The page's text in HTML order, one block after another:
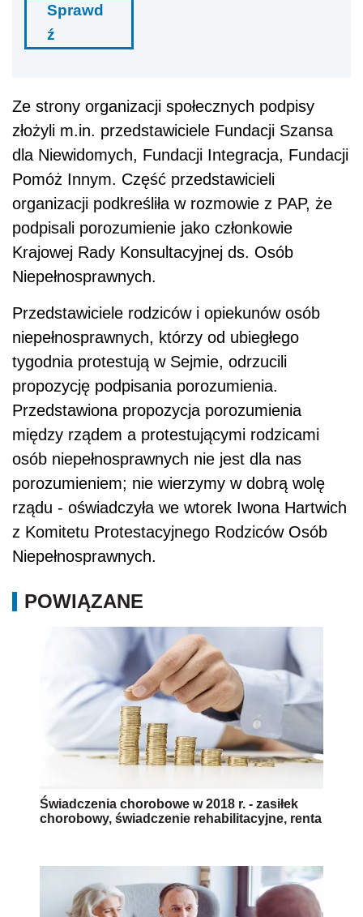
Sprawd
ź
Ze strony organizacji społecznych podpisy
złożyli m.in. przedstawiciele Fundacji Szansa
dla Niewidomych, Fundacji Integracja, Fundacji
Pomóż Innym. Część przedstawicieli
organizacji podkreśliła w rozmowie z PAP, że
podpisali porozumienie jako członkowie
Krajowej Rady Konsultacyjnej ds. Osób
Niepełnosprawnych.
Przedstawiciele rodziców i opiekunów osób
niepełnosprawnych, którzy od ubiegłego
tygodnia protestują w Sejmie, odrzucili
propozycję podpisania porozumienia.
Przedstawiona propozycja porozumienia
między rządem a protestującymi rodzicami
osób niepełnosprawnych nie jest dla nas
porozumieniem; nie wierzymy w dobrą wolę
rządu - oświadczyła we wtorek Iwona Hartwich
z Komitetu Protestacyjnego Rodziców Osób
Niepełnosprawnych.
POWIĄZANE
Świadczenia chorobowe w 2018 r. - zasiłek
chorobowy, świadczenie rehabilitacyjne, renta